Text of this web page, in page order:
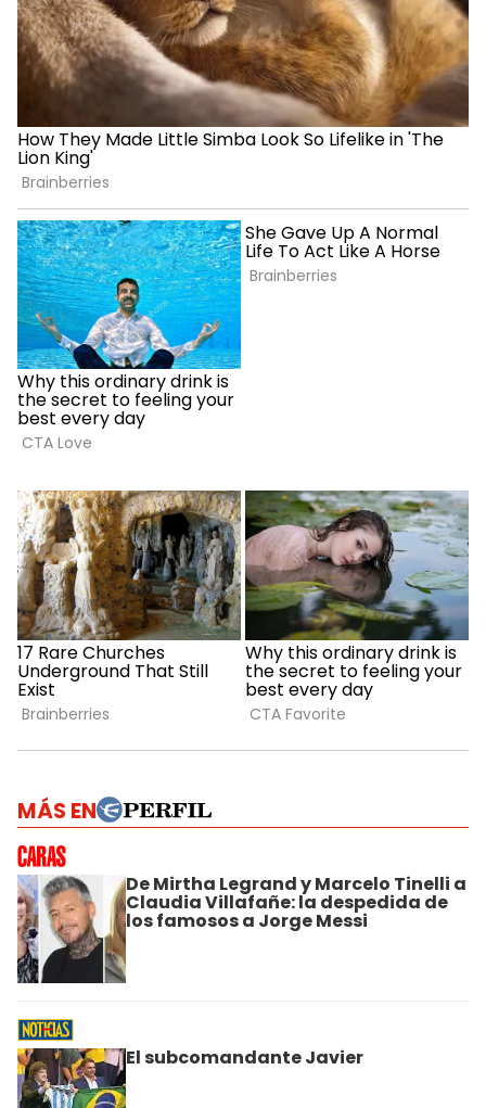
MÁS EN
De Mirtha Legrand y Marcelo Tinelli a
Claudia Villafañe: la despedida de
los famosos a Jorge Messi
El subcomandante Javier